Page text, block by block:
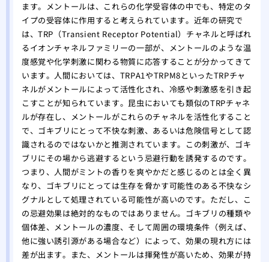
ます。メントールは、これらの化学受容体の中でも、特定のタ
イプの受容体に作用すると考えられています。近年の研究で
は、TRP（Transient Receptor Potential）チャネルと呼ばれ
るイオンチャネルファミリーの一部が、メントールのような温
度感覚や化学刺激に関わる物質に応答することが分かってきて
います。人間においては、TRPA1やTRPM8といったTRPチャ
ネルがメントールによって活性化され、冷感や刺激感を引き起
こすことが知られています。昆虫においても類似のTRPチャネ
ルが存在し、メントールがこれらのチャネルを活性化すること
で、ゴキブリにとって不快な刺激、あるいは危険信号として認
識されるのではないかと推測されています。この刺激が、ゴキ
ブリにその場から逃避するという忌避行動を誘発するのです。
つまり、人間がミントの香りを爽やかだと感じるのとは全く異
なり、ゴキブリにとっては生存を脅かす可能性のある不快なシ
グナルとして処理されている可能性が高いのです。ただし、こ
の忌避効果は絶対的なものではありません。ゴキブリの種類や
個体差、メントールの濃度、そして周囲の環境条件（例えば、
他に強い誘引源がある場合など）によって、効果の現れ方には
差が出ます。また、メントールは揮発性が高いため、効果が持